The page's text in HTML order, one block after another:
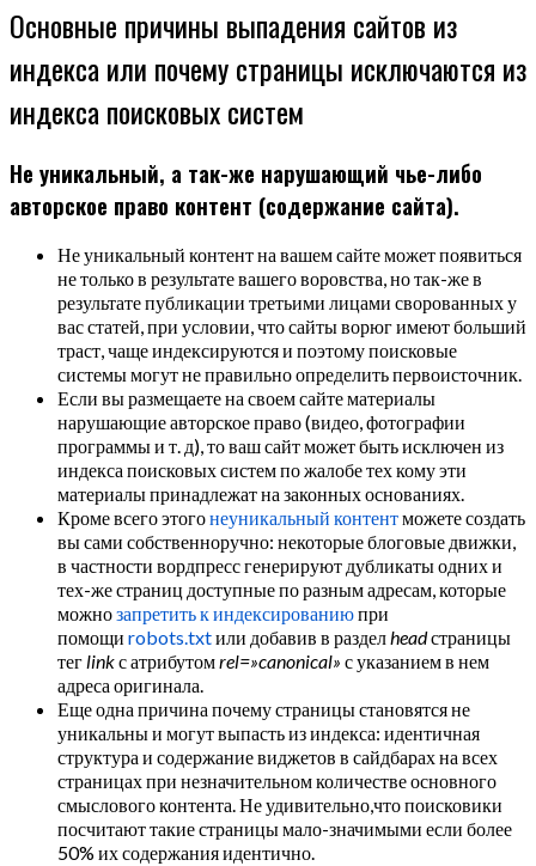
Основные причины выпадения сайтов из
индекса или почему страницы исключаются из
индекса поисковых систем
Не уникальный, а так-же нарушающий чье-либо
авторское право контент (содержание сайта).
Не уникальный контент на вашем сайте может появиться
не только в результате вашего воровства, но так-же в
результате публикации третьими лицами сворованных у
вас статей, при условии, что сайты ворюг имеют больший
траст, чаще индексируются и поэтому поисковые
системы могут не правильно определить первоисточник.
Если вы размещаете на своем сайте материалы
нарушающие авторское право (видео, фотографии
программы и т. д), то ваш сайт может быть исключен из
индекса поисковых систем по жалобе тех кому эти
материалы принадлежат на законных основаниях.
Кроме всего этогонеуникальный контентможете создать
вы сами собственноручно: некоторые блоговые движки,
в частности вордпресс генерируют дубликаты одних и
тех-же страниц доступные по разным адресам, которые
можнозапретить к индексированиюпри
помощи robots.txtили добавив в разделheadстраницы
тегlinkс атрибутомrel=»canonical» с указанием в нем
адреса оригинала.
Еще одна причина почему страницы становятся не
уникальны и могут выпасть из индекса: идентичная
структура и содержание виджетов в сайдбарах на всех
страницах при незначительном количестве основного
смыслового контента. Не удивительно,что поисковики
посчитают такие страницы мало-значимыми если более
50% их содержания идентично.